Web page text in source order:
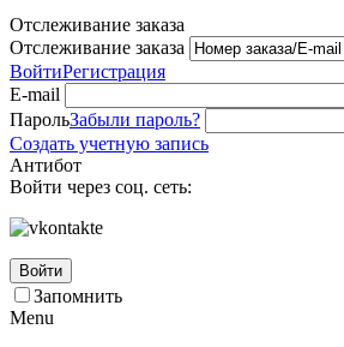
Отслеживание заказа
Отслеживание заказа
ВойтиРегистрация
E-mail
ПарольЗабыли пароль?
Создать учетную запись
Антибот
Войти через соц. сеть:
Войти
Запомнить
Menu